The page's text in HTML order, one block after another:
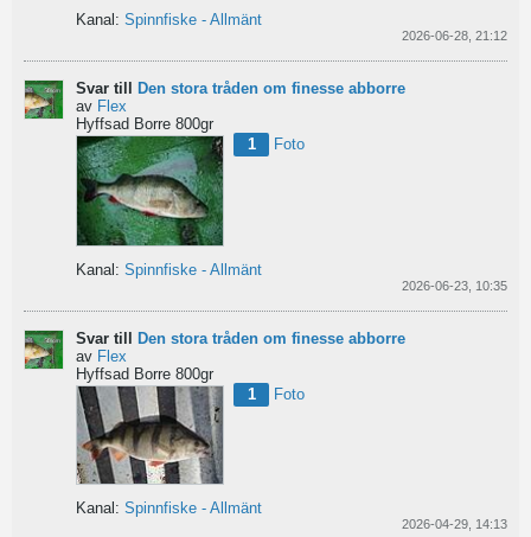
Kanal: Spinnfiske - Allmänt
2026-06-28, 21:12
Svar till Den stora tråden om finesse abborre
av Flex
Hyffsad Borre 800gr
1
Foto
Kanal: Spinnfiske - Allmänt
2026-06-23, 10:35
Svar till
Den stora tråden om finesse abborre
av Flex
Hyffsad Borre 800gr
1
Foto
Kanal: Spinnfiske - Allmänt
2026-04-29, 14:13